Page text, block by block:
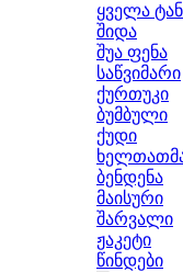
ყველა
შიდა
შუა ფენა
საწვიმარი
ქურთუკი
ბუმბული
ქუდი
ბენდენა
მაისური
შარვალი
ჟაკეტი
წინდები